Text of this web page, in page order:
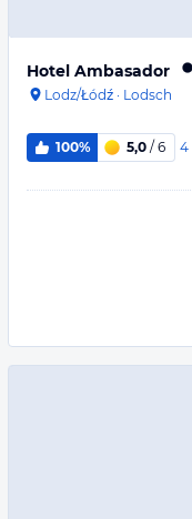
Hotel Ambasador
Lodz/Łódź · Lodsch
100% 5,0 / 6 4